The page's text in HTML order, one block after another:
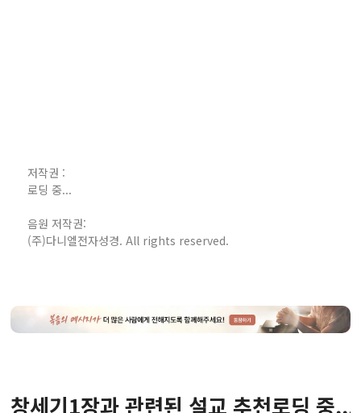
저작권 :
로딩 중...
음원 저작권:
(주)다니엘전자성경. All rights reserved.
창세기1장과 관련된 설교 추천로딩 중...